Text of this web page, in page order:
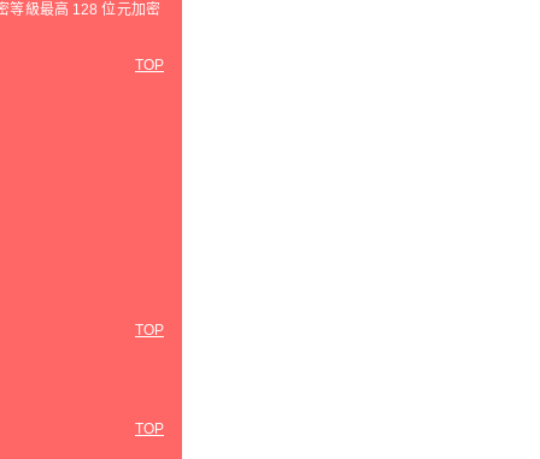
等級最高 128 位元加密
TOP
TOP
TOP